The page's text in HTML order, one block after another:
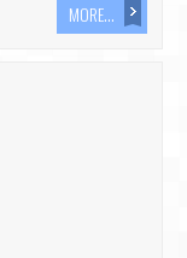
MORE...